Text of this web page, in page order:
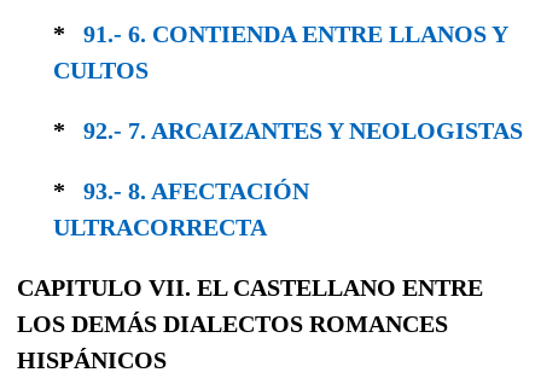
* 91.- 6. CONTIENDA ENTRE LLANOS Y
CULTOS
* 92.- 7. ARCAIZANTES Y NEOLOGISTAS
* 93.- 8. AFECTACIÓN
ULTRACORRECTA
CAPITULO VII. EL CASTELLANO ENTRE
LOS DEMÁS DIALECTOS ROMANCES
HISPÁNICOS